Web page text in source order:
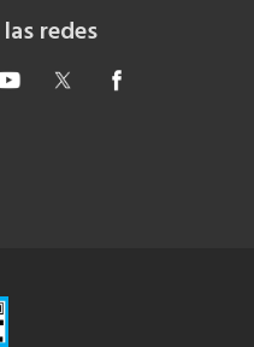
redes